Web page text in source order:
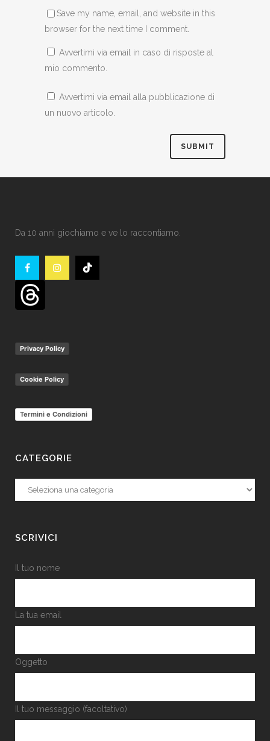
Save my name, email, and website in this
browser for the next time I comment.
Avvertimi via email in caso di risposte al
mio commento.
Avvertimi via email alla pubblicazione di
un nuovo articolo.
Da 10 anni giochiamo e ve lo raccontiamo.
Privacy Policy
Cookie Policy
Termini e Condizioni
CATEGORIE
Categorie
SCRIVICI
Il tuo nome
La tua email
Oggetto
Il tuo messaggio (facoltativo)